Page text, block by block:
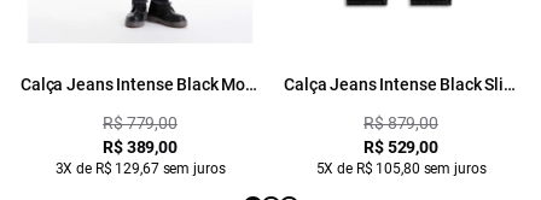
Calça Jeans Intense Black Mom
R$ 779,00
R$ 389,00
3X de R$ 129,67 sem juros
Calça Jeans Intense Black Slim
R$ 879,00
R$ 529,00
5X de R$ 105,80 sem juros